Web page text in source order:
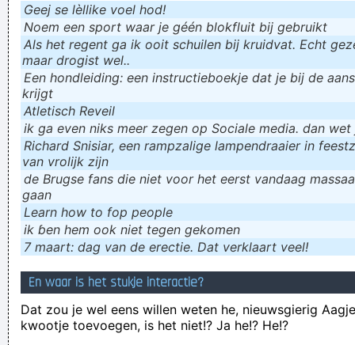
Geej se lèllike voel hod!
Noem een sport waar je géén blokfluit bij gebruikt
Als het regent ga ik ooit schuilen bij kruidvat. Echt
maar drogist wel..
Een hondleiding: een instructieboekje dat je bij de
krijgt
Atletisch Reveil
ik ga even niks meer zegen op Sociale media. dan
Richard Snisiar, een rampzalige lampendraaier in
van vrolijk zijn
de Brugse fans die niet voor het eerst vandaag
gaan
Learn how to fop people
ik ɓen hem ook niet tegen gekomen
7 maart: dag van de erectie. Dat verklaart veel!
En waar is het stukje interactie?
Dat zou je wel eens willen weten he, nieuwsgierig
kwootje toevoegen, is het niet!? Ja he!? He!?